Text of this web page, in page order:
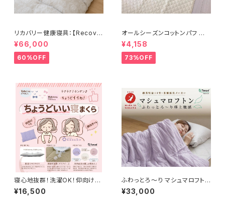
リカバリー健康寝具：【Recove
rion】リカバリオン羽毛掛け布団
プラウシオン®加工
¥66,000
60%OFF
オールシーズンコットンパフ 敷
パット 140×205cm
¥4,158
73%OFF
寝心地抜群！洗濯OK！仰向けで
も、横向き寝でも！高さも柔らか
さも【ちょうどいい寝まくら】（43
¥16,500
ふわっとろ～り マシュマロフトン
150×210cm
¥33,000